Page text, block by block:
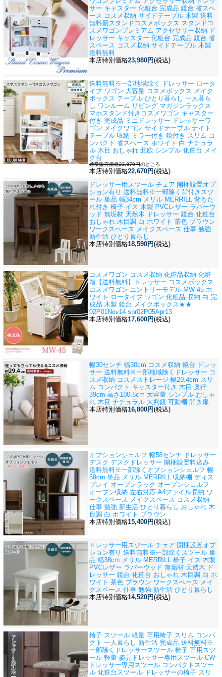
サー キャスター 化粧台 完成品 鏡台 省スペ
ース コスメ収納 サイドテーブル 木製 送料
無料新スタンドコスメボックス スタンドコ
スメワゴンプレミアム アクセサリー収納 ド
レッサー キャスター 化粧台 完成品 鏡台 省
スペース コスメ収納 サイドテーブル 木製
送料無料
本店特別価格23,980円(税込)
送料無料※一部地域除く ドレッサー ロータ
イプ ワゴン 大容量 コスメボックス メイク
ボックス テーブル ひとり暮らし 一人暮ら
し ワンルーム リビング マガジンラック ス
マホスタンド付きコスメワゴン キャスター
付き 完成品 ミニドレッサー ドレッサーワ
ゴン メイクワゴン サイドテーブル ナイト
テーブル 収納 ミラー付き 鏡付き スリム コ
ンパクト 省スペース ホワイト 白 ナチュラ
ル 木目 おしゃれ 北欧 シンプル 化粧台 メイ
ク台
通常販売価格23,870円のところ
本店特別価格22,670円(税込)
ドレッサー用スツール チェア 開梱設置オプ
ション有り 送料無料※一部除く 背付きスツ
ール 単品 幅34cm メリル MERRILL 背もた
れ付き 椅子 イス 木製 PVCレザー ラバーウ
ッド 無垢材 天然木 ドレッサー 鏡台 化粧台
おしゃれ 木目調 白 ホワイト 茶色 ブラウン
ワークスペース メイクスペース 仕事 勉強
新生活 ひとり暮らし
本店特別価格18,590円(税込)
コスメワゴン コスメ収納 化粧品収納 化粧
箱 【送料無料】ドレッサー コスメボックス
コスメワゴン エントリーモデル MW-45 ホ
ワイト ロータイプ ワゴン 化粧品 収納 白 完
成品 木製 鏡台 メイクボックス★★
02P01Nov14 spr02P05Apr13
本店特別価格17,600円(税込)
幅30センチ 幅30cm コスメ収納 鏡台 ドレッ
サー 送料無料※一部地域除く ドレッサー コ
スメ収納 コスメストレージ 幅29.4cm スリ
ム コンパクト キャスター付き 木目 奥行
39cm 高さ100.6cm 大容量 シンプル おしゃ
れ 木目 ナチュラル 大判鏡 可動棚 開き扉
本店特別価格16,800円(税込)
オプションシェルフ 幅58センチ ドレッサー
デスク デスクドレッサー 開梱設置料込み
送料無料※一部除く オプションシェルフ 幅
58cm 単品 メリル MERRILL 収納棚 ディス
プレイ オープンラック オープンシェルフ
オープン収納 左右対応 A4ファイル収納 ワ
ークスペース メイクスペース コスメ収納
仕事 勉強 新生活 ひとり暮らし おしゃれ 木
目調 白 ホワイト ブラウン
本店特別価格15,400円(税込)
ドレッサー用スツール チェア 開梱設置オプ
ション有り 送料無料※一部除く スツール 単
品 幅38cm メリル MERRILL 椅子 イス 木製
PVCレザー ラバーウッド 無垢材 天然木 ド
レッサー 鏡台 化粧台 おしゃれ 木目調 白 ホ
ワイト 茶色 ブラウン ワークスペース メイ
クスペース 仕事 勉強 新生活 ひとり暮らし
本店特別価格14,520円(税込)
椅子 スツール 軽量 専用椅子 スリム コンパ
クト 一人暮らし 新生活 完成品 送料無料※
一部除く ドレッサースツール 椅子 専用スツ
ール 軽量 姿見ドレッサー専用スツール CW
ドレッサー専用スツール コンパクトスツー
ル 化粧台スツール ドレッサーの椅子 スリ